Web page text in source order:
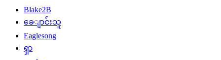
Blake2B
ခေျာင်းသူ
Eaglesong
ရှာ